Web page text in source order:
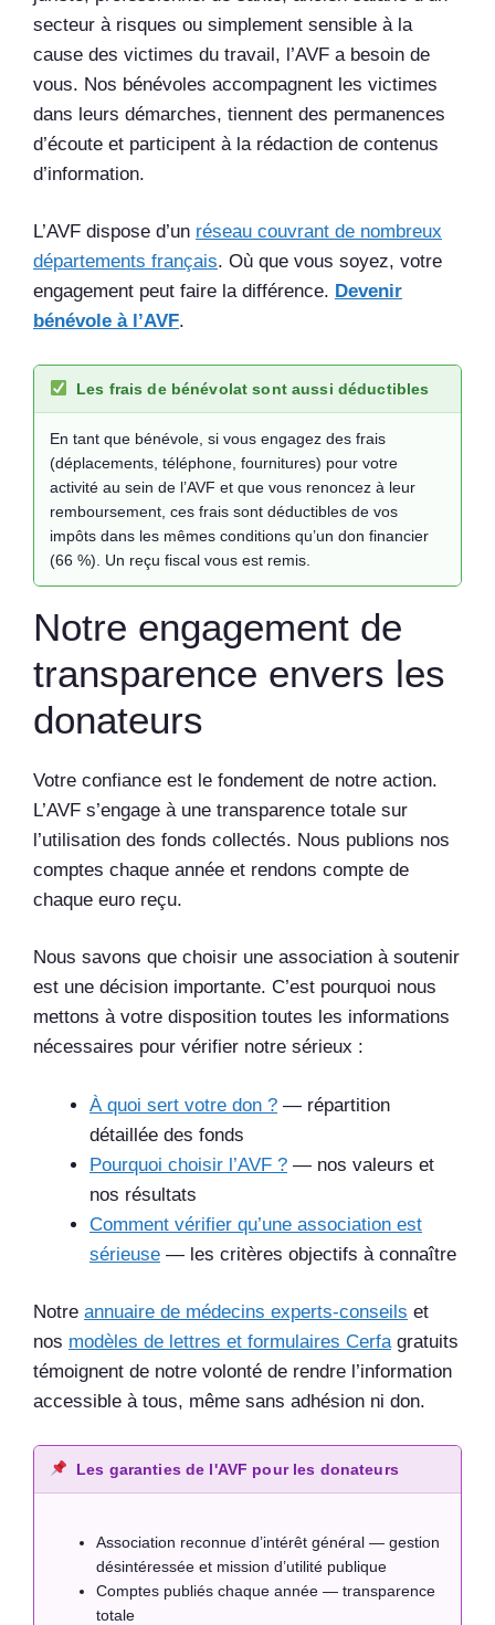
secteur à risques ou simplement sensible à la
cause des victimes du travail, l’AVF a besoin de
vous. Nos bénévoles accompagnent les victimes
dans leurs démarches, tiennent des permanences
d’écoute et participent à la rédaction de contenus
d’information.
L’AVF dispose d’un réseau couvrant de nombreux
départements français. Où que vous soyez, votre
engagement peut faire la différence. Devenir
bénévole à l’AVF.
Les frais de bénévolat sont aussi déductibles
En tant que bénévole, si vous engagez des frais
(déplacements, téléphone, fournitures) pour votre
activité au sein de l’AVF et que vous renoncez à leur
remboursement, ces frais sont déductibles de vos
impôts dans les mêmes conditions qu’un don financier
(66 %). Un reçu fiscal vous est remis.
Notre engagement de
transparence envers les
donateurs
Votre confiance est le fondement de notre action.
L’AVF s’engage à une transparence totale sur
l’utilisation des fonds collectés. Nous publions nos
comptes chaque année et rendons compte de
chaque euro reçu.
Nous savons que choisir une association à soutenir
est une décision importante. C’est pourquoi nous
mettons à votre disposition toutes les informations
nécessaires pour vérifier notre sérieux :
À quoi sert votre don ? — répartition
détaillée des fonds
Pourquoi choisir l’AVF ? — nos valeurs et
nos résultats
Comment vérifier qu’une association est
sérieuse — les critères objectifs à connaître
Notre annuaire de médecins experts-conseils et
nos modèles de lettres et formulaires Cerfagratuits
témoignent de notre volonté de rendre l’information
accessible à tous, même sans adhésion ni don.
Les garanties de l'AVF pour les donateurs
Association reconnue d’intérêt général — gestion
désintéressée et mission d’utilité publique
Comptes publiés chaque année — transparence
totale